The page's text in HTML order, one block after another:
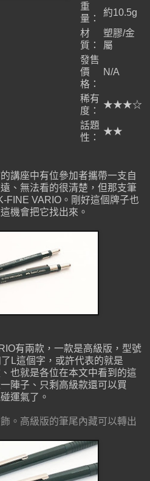
重
量：
約10.5g
材
質：
塑膠/金
屬
發售
價
格：
N/A
稀有
度：
★★★☆
話題
性：
★★
講座中有位參加者攜帶一支自
、無法看的很清楚，但那支筆
FINE VARIO。剛好這個牌子也
機會把它找出來。
有兩款，一款是高級版，型號
L這個字，或許代表的就是
也就是各位在本文中看到的這
陣子、只剩高級款還可以買
運氣了。
。高級版的筆尾內藏可以轉出